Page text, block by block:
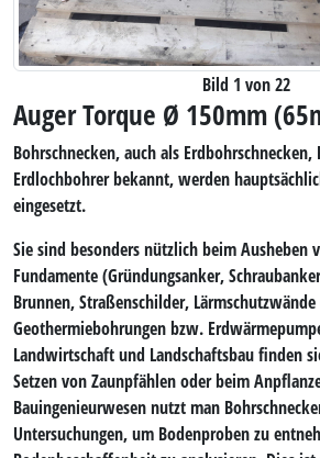
Bild 1 von 22
Auger Torque Ø 150mm
Bohrschnecken, auch als
Erdlochbohrer bekannt, werden
eingesetzt.
Sie sind besonders nützlich beim Ausheben
Fundamente (Gründungsanker,
Brunnen, Straßenschilder,
Geothermiebohrungen bzw.
Landwirtschaft und Landschaftsbau finden
Setzen von Zaunpfählen oder beim
Bauingenieurwesen nutzt man
Untersuchungen, um Bodenproben zu